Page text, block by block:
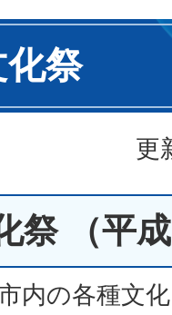
祭
更
祭 （平
内の各種文